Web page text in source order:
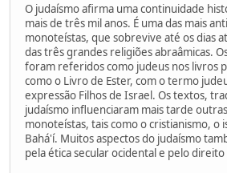
O judaísmo afirma uma continuidade
mais de três mil anos. É uma das mais
monoteístas, que sobrevive até os dias
das três grandes religiões abraâmicas.
foram referidos como judeus nos livros
como o Livro de Ester, com o termo
expressão Filhos de Israel. Os textos,
judaísmo influenciaram mais tarde
monoteístas, tais como o cristianismo, o
Bahá'í. Muitos aspectos do judaísmo
pela ética secular ocidental e pelo direito